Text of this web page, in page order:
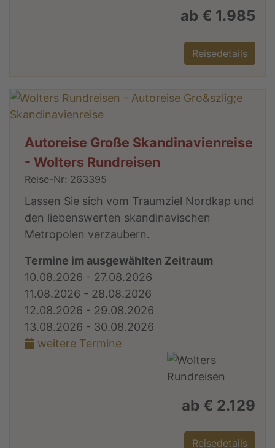
ab € 1.985
Reisedetails
Autoreise Große Skandinavienreise
- Wolters Rundreisen
Reise-Nr: 263395
Lassen Sie sich vom Traumziel Nordkap und
den liebenswerten skandinavischen
Metropolen verzaubern.
Termine im ausgewählten Zeitraum
10.08.2026 - 27.08.2026
11.08.2026 - 28.08.2026
12.08.2026 - 29.08.2026
13.08.2026 - 30.08.2026
weitere Termine
ab € 2.129
Reisedetails